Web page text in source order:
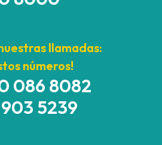
llamadas:
números!
086 8082
5239